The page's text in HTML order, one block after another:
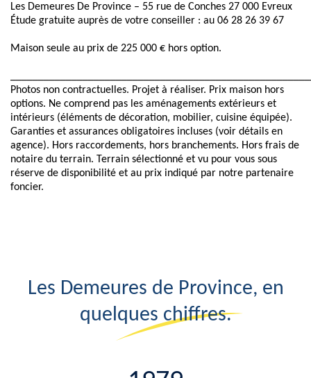
Les Demeures De Province – 55 rue de Conches 27 000 Evreux
Étude gratuite auprès de votre conseiller : au 06 28 26 39 67
Maison seule au prix de 225 000 € hors option.
Photos non contractuelles. Projet à réaliser. Prix maison hors
options. Ne comprend pas les aménagements extérieurs et
intérieurs (éléments de décoration, mobilier, cuisine équipée).
Garanties et assurances obligatoires incluses (voir détails en
agence). Hors raccordements, hors branchements. Hors frais de
notaire du terrain. Terrain sélectionné et vu pour vous sous
réserve de disponibilité et au prix indiqué par notre partenaire
foncier.
Les Demeures de Province, en
quelques chiffres.